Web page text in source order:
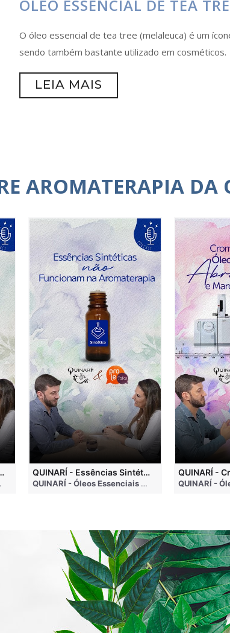
ÓLEO ESSENCIAL DE TEA
O óleo essencial de tea tree (melaleuca) é um
sendo também bastante utilizado em cosméticos.
LEIA MAIS
AROMATERAPIA DA
e Seus Benefícios
• 3 months ago
QUINARÍ - Essências Sintéticas NÃO Funcionam na Aromaterapia
QUINARÍ - Óleos Essenciais e Aromaterapia • 3